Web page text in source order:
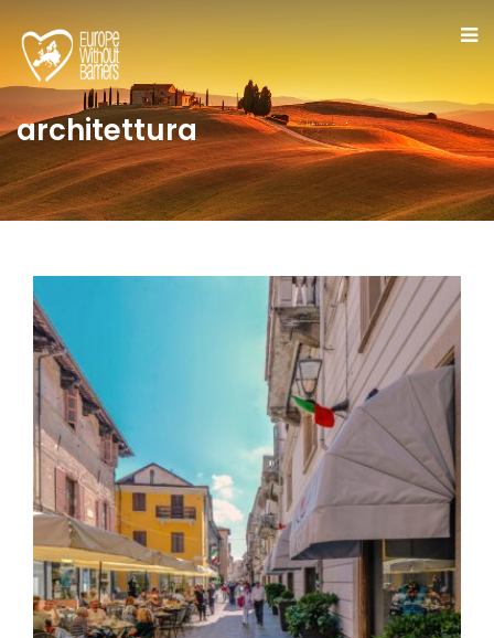
architettura